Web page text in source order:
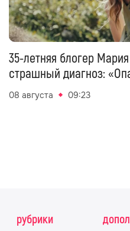
35-летняя блогер
страшный диагноз:
08 августа 09:23
рубрики